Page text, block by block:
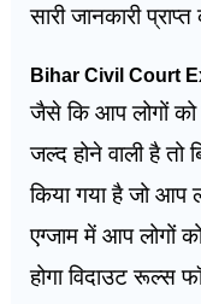
सारी जानकारी
Bihar Civil Court
जैसे कि आप लोगों को
जल्द होने वाली है तो
किया गया है जो आप
एग्जाम में आप लोगों
होगा विदाउट रूल्स